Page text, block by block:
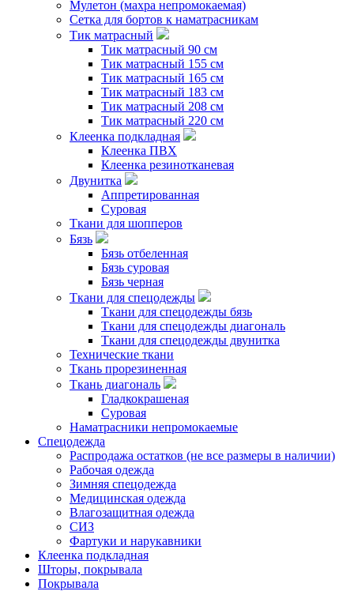
Мулетон (махра непромокаемая)
Сетка для бортов к наматрасникам
Тик матрасный
Тик матрасный 90 см
Тик матрасный 155 см
Тик матрасный 165 см
Тик матрасный 183 см
Тик матрасный 208 см
Тик матрасный 220 см
Клеенка подкладная
Клеенка ПВХ
Клеенка резинотканевая
Двунитка
Аппретированная
Суровая
Ткани для шопперов
Бязь
Бязь отбеленная
Бязь суровая
Бязь черная
Ткани для спецодежды
Ткани для спецодежды бязь
Ткани для спецодежды диагональ
Ткани для спецодежды двунитка
Технические ткани
Ткань прорезиненная
Ткань диагональ
Гладкокрашеная
Суровая
Наматрасники непромокаемые
Спецодежда
Распродажа остатков (не все размеры в наличии)
Рабочая одежда
Зимняя спецодежда
Медицинская одежда
Влагозащитная одежда
СИЗ
Фартуки и нарукавники
Клеенка подкладная
Шторы, покрывала
Покрывала